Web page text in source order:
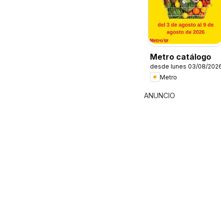
Metro catálogo
desde lunes 03/08/
Metro
ANUNCIO